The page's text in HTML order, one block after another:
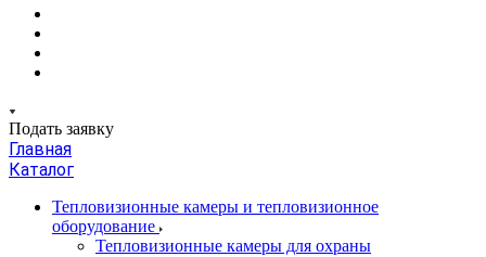
Подать заявку
Главная
Каталог
Тепловизионные камеры и тепловизионное
оборудование
Тепловизионные камеры для охраны